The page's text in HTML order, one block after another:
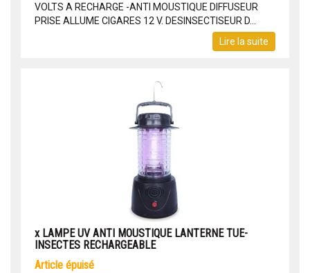
VOLTS A RECHARGE -ANTI MOUSTIQUE DIFFUSEUR
PRISE ALLUME CIGARES 12 V. DESINSECTISEUR D...
Lire la suite
x LAMPE UV ANTI MOUSTIQUE LANTERNE TUE-
INSECTES RECHARGEABLE
article épuisé